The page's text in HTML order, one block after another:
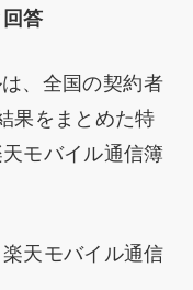
答
、全国の契約者
果をまとめた特
モバイル通信簿
天モバイル通信